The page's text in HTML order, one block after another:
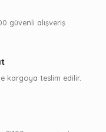
güvenli alışveriş
kargoya teslim edilir.